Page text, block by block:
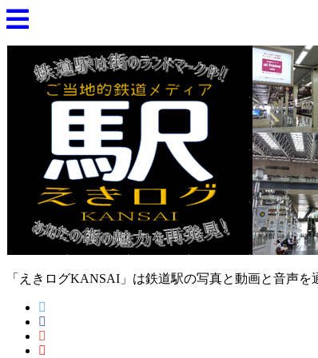
「えきログKANSAI」は鉄道駅の写真と動画と音声